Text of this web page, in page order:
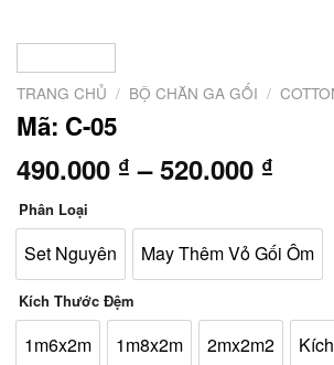
TRANG CHỦ / BỘ CHĂN GA GỐI /
Mã: C-05
490.000 ₫ – 520.000 ₫
từ
đến
Phân Loại
Set Nguyên May Thêm Vỏ Gối Ôm
Kích Thước Đệm
1m6x2m 1m8x2m 2mx2m2